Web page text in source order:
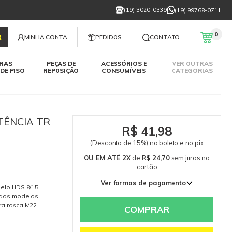
(19) 3020-0339 (19) 99768-0711
MINHA CONTA PEDIDOS CONTATO 0
PISO
PEÇAS DE
REPOSIÇÃO
ACESSÓRIOS E
CONSUMÍVEIS
VER OUTRAS
CATEGORIAS
TR
HDS 8/15.
modelos
rosca M22.
CURTA
R$ 41,98
(Desconto de 15%) no boleto e no pix
OU EM ATÉ 2X de R$ 24,70 sem juros no
cartão
Ver formas de pagamento
2x de R$ 24,70 sem juros
COMPRAR